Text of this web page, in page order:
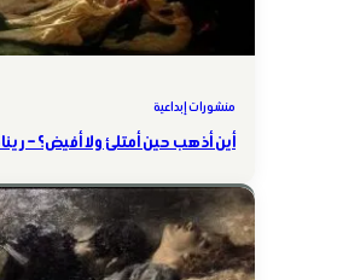
منشورات إبداعية
أين أذهب حين أمتلئ ولا أفيض؟ –